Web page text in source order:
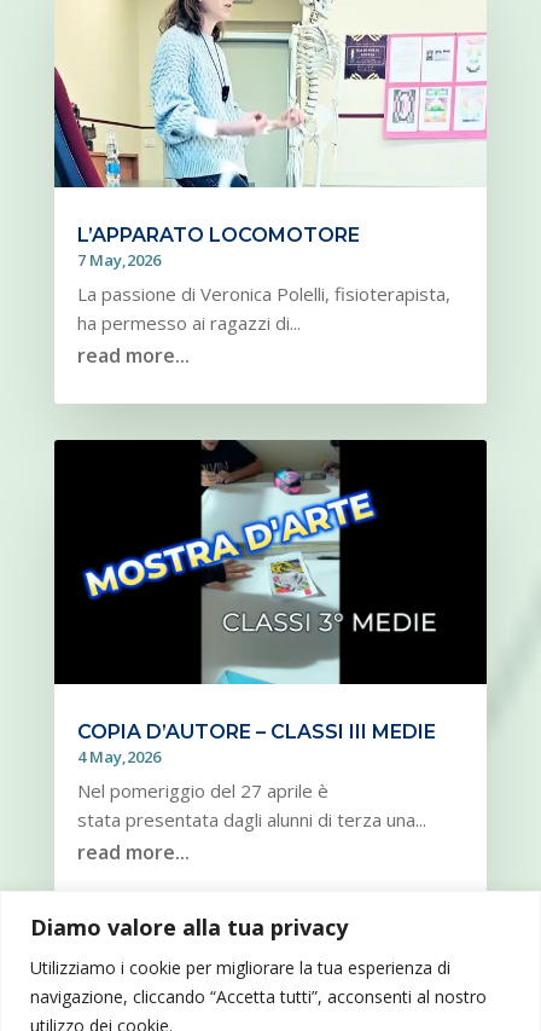
Diamo valore alla tua privacy
Utilizziamo i cookie per migliorare la tua esperienza di
navigazione, cliccando “Accetta tutti”, acconsenti al nostro
utilizzo dei cookie.
L’APPARATO LOCOMOTORE
7 May,2026
La passione di Veronica Polelli, fisioterapista,
ha permesso ai ragazzi di...
read more...
COPIA D’AUTORE – CLASSI III MEDIE
4 May,2026
Nel pomeriggio del 27 aprile è
stata presentata dagli alunni di terza una...
read more...